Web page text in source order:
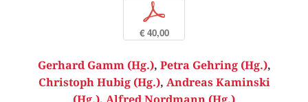
p
€ 40,00
Gerhard Gamm (Hg.), Petra Gehring (Hg.),
Christoph Hubig (Hg.), Andreas Kaminski